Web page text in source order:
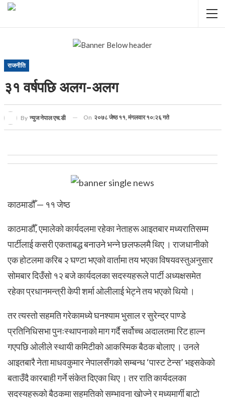
राजनीति
३१ वर्षपछि अलग-अलग
By न्युज नेपाल एच.डी On २०७८ जेष्ठ ११, मंगलवार १०:२६ गते
काठमाडौँ — ११ जेष्ठ
काठमाडौँ, एमालेको कार्यदलमा रहेका नेताहरू आइतबार मध्यरातिसम्म
पार्टीलाई कसरी एकताबद्ध बनाउने भन्ने छलफलमै थिए । राजधानीको
एक होटलमा करिब २ घण्टा भएको वार्तामा तय भएका विषयवस्तुअनुसार
सोमबार दिउँसो १२ बजे कार्यदलका सदस्यहरूले पार्टी अध्यक्षसमेत
रहेका प्रधानमन्त्री केपी शर्मा ओलीलाई भेट्ने तय भएको थियो ।
तर त्यस्तो सहमति गरेकामध्ये घनश्याम भुसाल र सुरेन्द्र पाण्डे
प्रतिनिधिसभा पुनःस्थापनाको माग गर्दै सर्वोच्च अदालतमा रिट हाल्न
गएपछि ओलीले स्थायी कमिटीको आकस्मिक बैठक बोलाए । उनले
आइतबारै नेता माधवकुमार नेपालसँगको सम्बन्ध ‘पास्ट टेन्स’ भइसकेको
बताउँदै कारबाही गर्ने संकेत दिएका थिए । तर राति कार्यदलका
सदस्यहरूको बैठकमा सहमतिको सम्भावना खोज्ने र मध्यमार्गी बाटो